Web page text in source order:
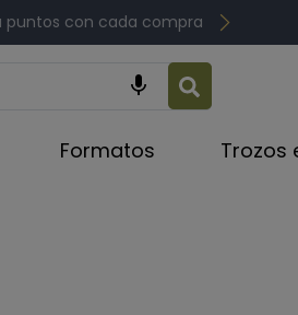
puntos con cada compra

Formatos Trozos